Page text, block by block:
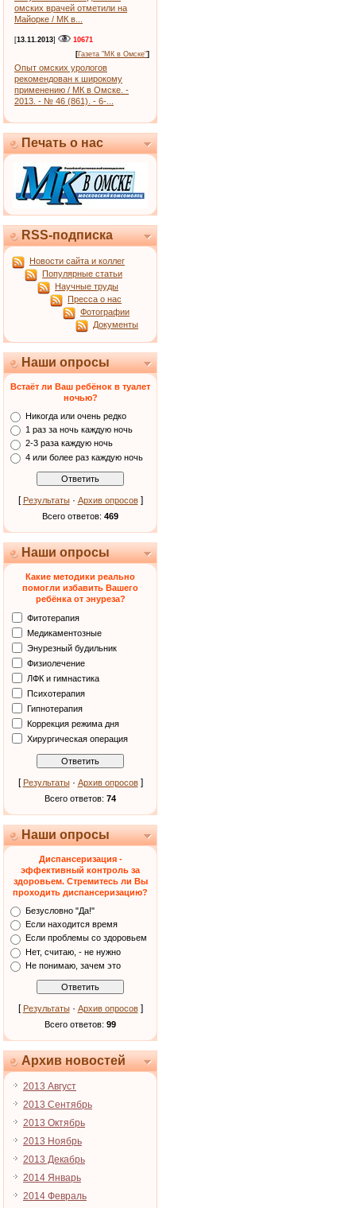
омских врачей отметили на
Майорке / МК в...
[13.11.2013]
10671
[Газета "МК в Омске"]
Опыт омских урологов
рекомендован к широкому
применению / МК в Омске. -
2013. - № 46 (861). - 6-...
Печать о нас
RSS-подписка
Новости сайта и коллег
Популярные статьи
Научные труды
Пресса о нас
Фотографии
Документы
Наши опросы
Встаёт ли Ваш ребёнок в туалет
ночью?
Никогда или очень редко
1 раз за ночь каждую ночь
2-3 раза каждую ночь
4 или более раз каждую ночь
[ Результаты· Архив опросов]
Всего ответов: 469
Наши опросы
Какие методики реально
помогли избавить Вашего
ребёнка от энуреза?
Фитотерапия
Медикаментозные
Энурезный будильник
Физиолечение
ЛФК и гимнастика
Психотерапия
Гипнотерапия
Коррекция режима дня
Хирургическая операция
[ Результаты· Архив опросов]
Всего ответов: 74
Наши опросы
Диспансеризация -
эффективный контроль за
здоровьем. Стремитесь ли Вы
проходить диспансеризацию?
Безусловно "Да!"
Если находится время
Если проблемы со здоровьем
Нет, считаю, - не нужно
Не понимаю, зачем это
[ Результаты· Архив опросов]
Всего ответов: 99
Архив новостей
2013 Август
2013 Сентябрь
2013 Октябрь
2013 Ноябрь
2013 Декабрь
2014 Январь
2014 Февраль